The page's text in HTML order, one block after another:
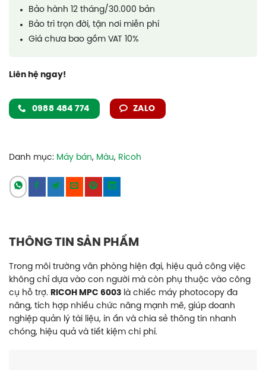
Bảo hành 12 tháng/30.000 bản
Bảo trì trọn đời, tận nơi miễn phí
Giá chưa bao gồm VAT 10%
Liên hệ ngay!
0988 484 774 ZALO
Danh mục: Máy bán, Màu, Ricoh
THÔNG TIN SẢN PHẨM
Trong môi trường văn phòng hiện đại, hiệu quả công việc
không chỉ dựa vào con người mà còn phụ thuộc vào công
cụ hỗ trợ. RICOH MPC 6003 là chiếc máy photocopy đa
năng, tích hợp nhiều chức năng mạnh mẽ, giúp doanh
nghiệp quản lý tài liệu, in ấn và chia sẻ thông tin nhanh
chóng, hiệu quả và tiết kiệm chi phí.